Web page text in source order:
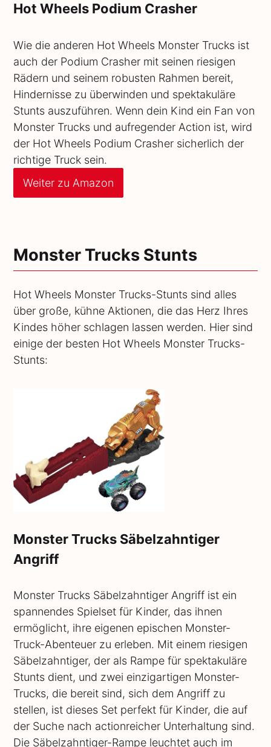
Hot Wheels Podium Crasher
Wie die anderen Hot Wheels Monster Trucks ist
auch der Podium Crasher mit seinen riesigen
Rädern und seinem robusten Rahmen bereit,
Hindernisse zu überwinden und spektakuläre
Stunts auszuführen. Wenn dein Kind ein Fan von
Monster Trucks und aufregender Action ist, wird
der Hot Wheels Podium Crasher sicherlich der
richtige Truck sein.
Weiter zu Amazon
Monster Trucks Stunts
Hot Wheels Monster Trucks-Stunts sind alles
über große, kühne Aktionen, die das Herz Ihres
Kindes höher schlagen lassen werden. Hier sind
einige der besten Hot Wheels Monster Trucks-
Stunts:
Monster Trucks Säbelzahntiger
Angriff
Monster Trucks Säbelzahntiger Angriff ist ein
spannendes Spielset für Kinder, das ihnen
ermöglicht, ihre eigenen epischen Monster-
Truck-Abenteuer zu erleben. Mit einem riesigen
Säbelzahntiger, der als Rampe für spektakuläre
Stunts dient, und zwei einzigartigen Monster-
Trucks, die bereit sind, sich dem Angriff zu
stellen, ist dieses Set perfekt für Kinder, die auf
der Suche nach actionreicher Unterhaltung sind.
Die Säbelzahntiger-Rampe leuchtet auch im